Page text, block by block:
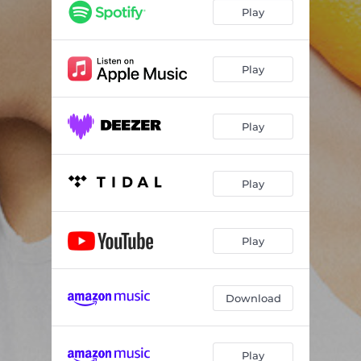
Play
Play
Play
Play
Play
Download
Play